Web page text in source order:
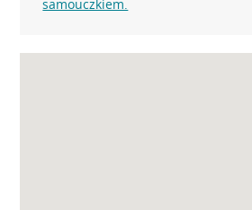
samouczkiem.